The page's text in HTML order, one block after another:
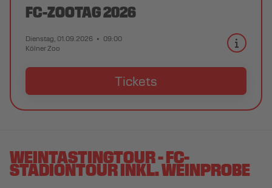
FC-ZOOTAG 2026
Dienstag, 01.09.2026
09:00
Kölner Zoo
Tickets
WEINTASTINGTOUR - FC-
STADIONTOUR INKL. WEINPROBE